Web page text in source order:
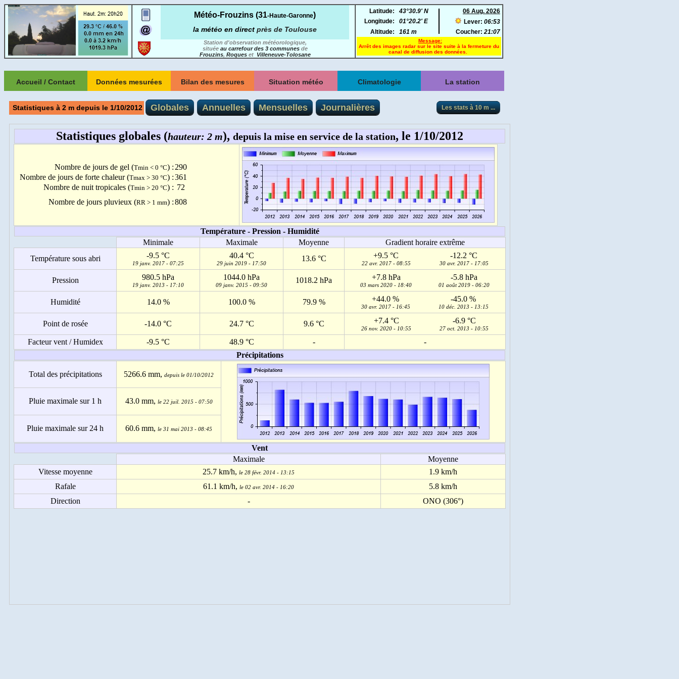
Météo-Frouzins (31-Haute-Garonne)
la météo en direct près de Toulouse
Station d'observation météorologique,
située au carrefour des 3 communesde
Frouzins, Roqueset Villeneuve-Tolosane
Latitude: 43°30.9' N
06 Aug. 2026
Longitude:
01°20.2' E Lever: 06:53
Altitude:
161 m Coucher: 21:07
Message:
Arrêt des images radar sur le site suite à la fermeture du
canal de diffusion des données.
Accueil / Contact
Météo-Frouzins ...
Liens météos
Ma carte des stations
Contact
Données mesurées
LES DERNIERES MESURES
Tableau de bord
Graphiques météo
ARCHIVE depuis 10/2012
Par journée ...
( graphiques statiques )
( graphiques dynamiques )
Jours remarquables
Bilan des mesures
Récapitulatifs annuels
Degrés-jour
Climaticien-Chauffagiste
Statistiques à 2 m
Statistiques à 10 m
Comparaison mensuelle
Situation météo
Radar de pluie
Satellites
Foudre
Modèles
Evolution prévue
Vigilances
Qualité de l'air
Climatologie
Episodes de neige
Dates de première et
dernière gelée New!
Normales 1991-2020
Fiches climatologiques
Résumé du temps
mois par mois
... EN FRANCE
Le temps d'hier et de
demain
... ET DANS LE MONDE
La station
Météo-Frouzins
Vue sud-est
Vue nord-ouest
Panorama
:: Geek ::
Utilitaire pour station Davis
(Vue, VP2)
Statistiques à 2 m depuis le 1/10/2012 Globales Annuelles Mensuelles Journalières Les stats à 10 m ...